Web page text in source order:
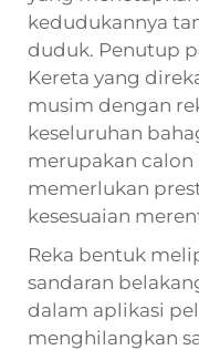
kedudukannya
duduk. Penutup
Kereta yang
musim dengan
keseluruhan
merupakan
memerlukan
kesesuaian
Reka bentuk
sandaran
dalam aplikasi
menghilangkan